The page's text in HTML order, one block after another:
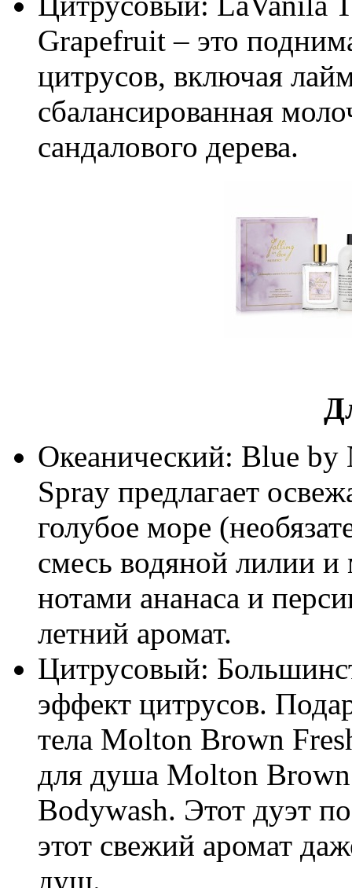
Grapefruit – это
цитрусов, включая
сбалансированная
сандалового дерева.
Океанический: Blue by
Spray предлагает
голубое море
смесь водяной лилии
нотами ананаса и
летний аромат.
Цитрусовый:
эффект цитрусов.
тела Molton Brown
для душа Molton
Bodywash. Этот дуэт
этот свежий аромат
душ.